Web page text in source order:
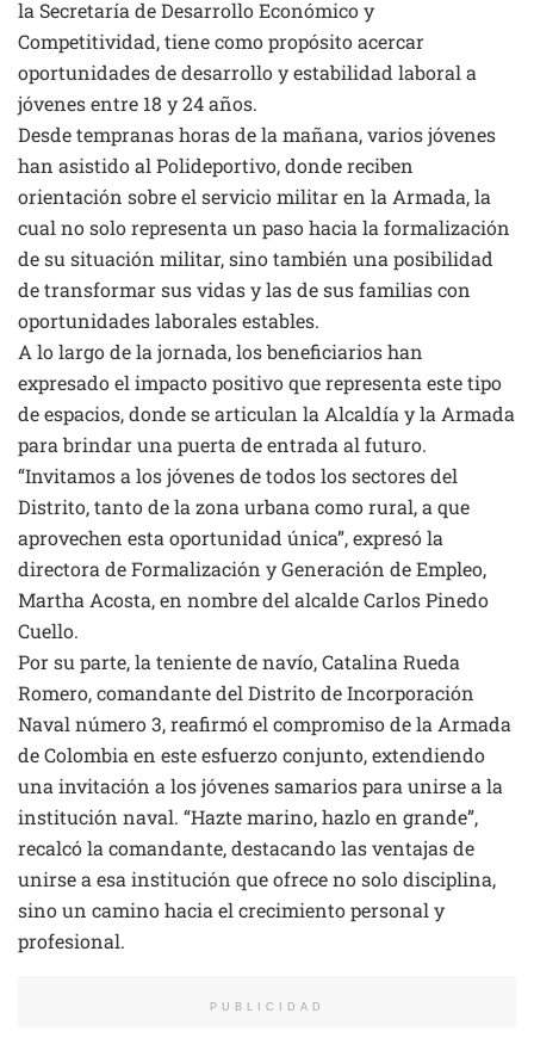
la Secretaría de Desarrollo Económico y
Competitividad, tiene como propósito acercar
oportunidades de desarrollo y estabilidad laboral a
jóvenes entre 18 y 24 años.
Desde tempranas horas de la mañana, varios jóvenes
han asistido al Polideportivo, donde reciben
orientación sobre el servicio militar en la Armada, la
cual no solo representa un paso hacia la formalización
de su situación militar, sino también una posibilidad
de transformar sus vidas y las de sus familias con
oportunidades laborales estables.
A lo largo de la jornada, los beneficiarios han
expresado el impacto positivo que representa este tipo
de espacios, donde se articulan la Alcaldía y la Armada
para brindar una puerta de entrada al futuro.
“Invitamos a los jóvenes de todos los sectores del
Distrito, tanto de la zona urbana como rural, a que
aprovechen esta oportunidad única”, expresó la
directora de Formalización y Generación de Empleo,
Martha Acosta, en nombre del alcalde Carlos Pinedo
Cuello.
Por su parte, la teniente de navío, Catalina Rueda
Romero, comandante del Distrito de Incorporación
Naval número 3, reafirmó el compromiso de la Armada
de Colombia en este esfuerzo conjunto, extendiendo
una invitación a los jóvenes samarios para unirse a la
institución naval. “Hazte marino, hazlo en grande”,
recalcó la comandante, destacando las ventajas de
unirse a esa institución que ofrece no solo disciplina,
sino un camino hacia el crecimiento personal y
profesional.
PUBLICIDAD